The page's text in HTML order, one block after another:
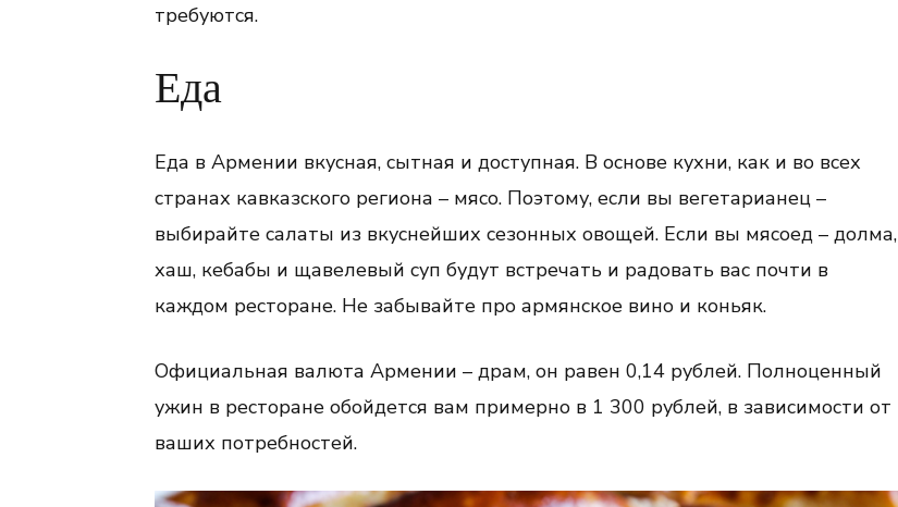
требуются.
Еда
Еда в Армении вкусная, сытная и доступная. В основе кухни, как и во всех
странах кавказского региона – мясо. Поэтому, если вы вегетарианец –
выбирайте салаты из вкуснейших сезонных овощей. Если вы мясоед – долма,
хаш, кебабы и щавелевый суп будут встречать и радовать вас почти в
каждом ресторане. Не забывайте про армянское вино и коньяк.
Официальная валюта Армении – драм, он равен 0,14 рублей. Полноценный
ужин в ресторане обойдется вам примерно в 1 300 рублей, в зависимости от
ваших потребностей.